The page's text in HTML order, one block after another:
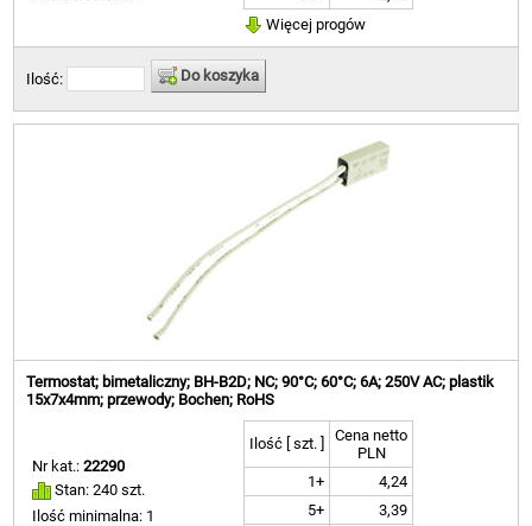
Więcej progów
Ilość: Do koszyka
Termostat; bimetaliczny; BH-B2D; NC; 90°C; 60°C; 6A; 250V AC; plastik
15x7x4mm; przewody; Bochen; RoHS
Nr kat.:22290
Stan: 240 szt.
Ilość minimalna: 1
Ilość [ szt. ]
Cena netto
PLN
1+
4,24
5+
3,39